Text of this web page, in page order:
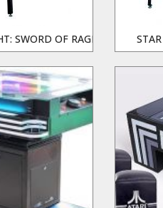
SWORD OF RAGE